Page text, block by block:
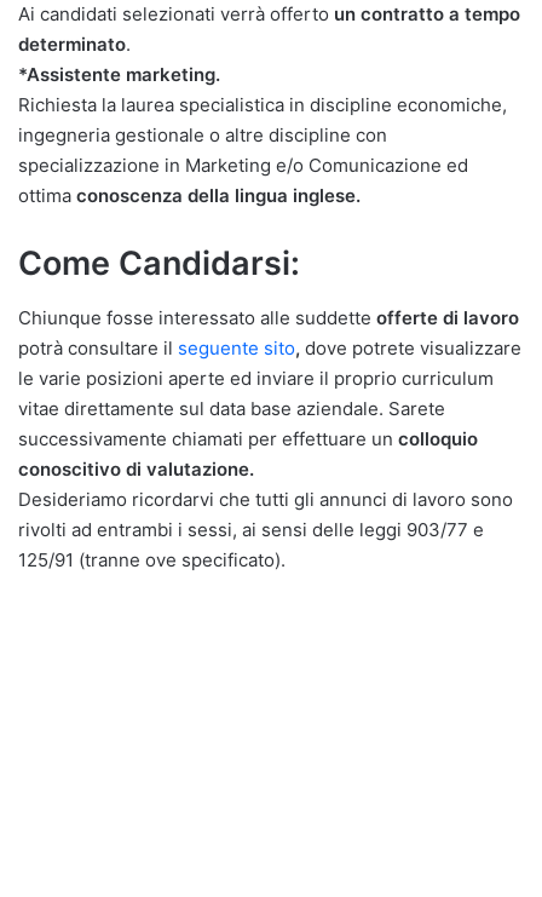
Ai candidati selezionati verrà offerto un contratto a tempo
determinato.
*Assistente marketing.
Richiesta la laurea specialistica in discipline economiche,
ingegneria gestionale o altre discipline con
specializzazione in Marketing e/o Comunicazione ed
ottima conoscenza della lingua inglese.
Come Candidarsi:
Chiunque fosse interessato alle suddette offerte di lavoro
potrà consultare il seguente sito, dove potrete visualizzare
le varie posizioni aperte ed inviare il proprio curriculum
vitae direttamente sul data base aziendale. Sarete
successivamente chiamati per effettuare un colloquio
conoscitivo di valutazione.
Desideriamo ricordarvi che tutti gli annunci di lavoro sono
rivolti ad entrambi i sessi, ai sensi delle leggi 903/77 e
125/91 (tranne ove specificato).